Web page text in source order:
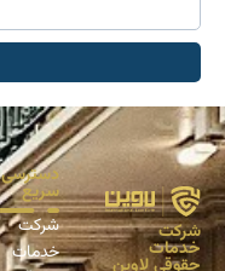
شرکت
خدمات
دسترسی
سریع
شرکت
خدمات